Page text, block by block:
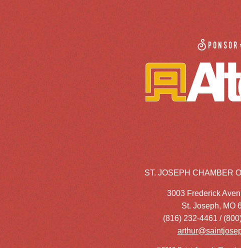
Sponsor:
ST. JOSEPH CHAMBER
3003 Frederick
St. Joseph, MO
(816) 232-4461 /